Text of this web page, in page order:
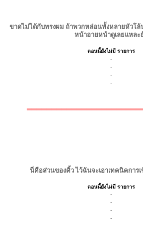
ขาดไม่ได้กับทรงผม ถ้าพวกหล่อนทั้งหลายหัวโล้
หน้าอายหน้าดูเลยแหละ
ตอนนี้ยังไม่มี รายการ
-
-
-
-
นี่คือส่วนของคิ้ว ไว้ฉันจะเอาเทคนิคการ
ตอนนี้ยังไม่มี รายการ
-
-
-
-